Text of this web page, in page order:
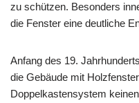
zu schützen. Besonders
die Fenster eine deutliche
Anfang des 19.
die Gebäude mit
Doppelkastensystem